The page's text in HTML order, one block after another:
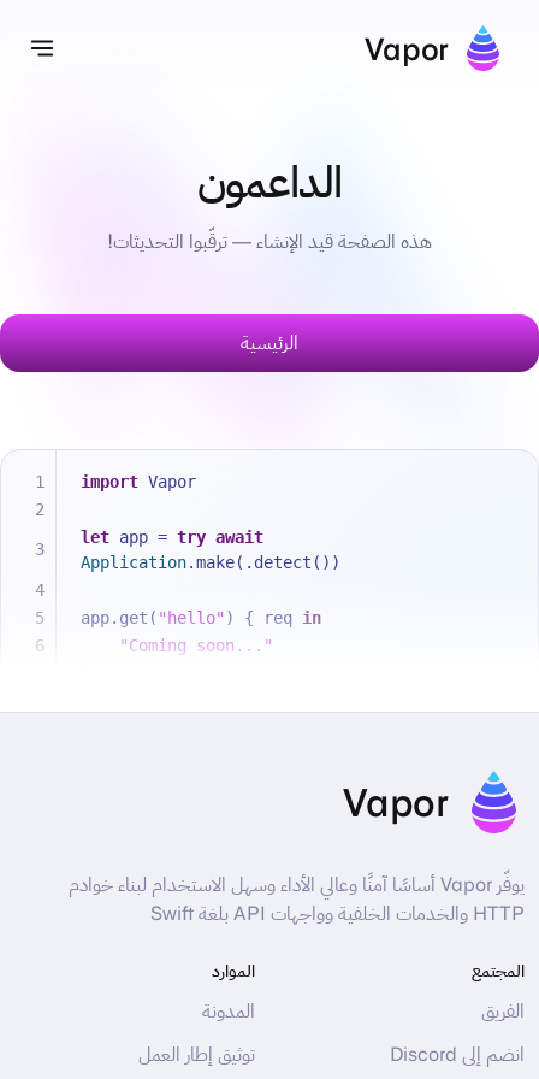
Vapor
الداعمون
هذه الصفحة قيد الإنشاء — ترقّبوا التحديثات!
الرئيسية
import Vapor
let app = try await
Application.make(.detect())
app.get( "hello" ) { req in
"Coming soon..."
Vapor
يوفّر Vapor أساسًا آمنًا وعالي الأداء وسهل الاستخدام لبناء خوادم
HTTP والخدمات الخلفية وواجهات API بلغة Swift
المجتمع
الفريق
انضم إلى Discord
الموارد
المدونة
توثيق إطار العمل